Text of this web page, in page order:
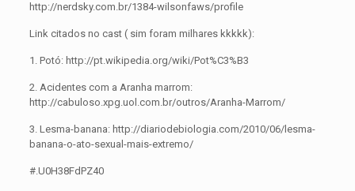
http://nerdsky.com.br/1384-wilsonfaws/profile
Link citados no cast ( sim foram milhares kkkkk):
1. Potó: http://pt.wikipedia.org/wiki/Pot%C3%B3
2. Acidentes com a Aranha marrom:
http://cabuloso.xpg.uol.com.br/outros/Aranha-Marrom/
3. Lesma-banana: http://diariodebiologia.com/2010/06/lesma-
banana-o-ato-sexual-mais-extremo/
#.U0H38FdPZ40